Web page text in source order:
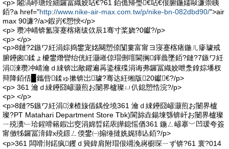
<p> 闂滈嵉瑭烇細鑼冨織姣呫€?61 銆佹帰璺€呫€佷腑鍦嬬敺濂崇眱
銆?a href="http://www.nike-air-max.com.tw/p/nike-bn-082dbd90/">air
max 90濂?/a>鍜岃€愬悏</p>
<p> 瓒冲崝锛氳寖蹇楁瘏绂佽辰1骞寸桨娆?0钀?/p>
<p> </p>
<p>8鏈?2鏃ワ紝涓婃捣鐢宠姳闋愬倷闅婁富甯ヨ寖蹇楁瘏鍦ㄦ瘮璩戒
腑鑸囪鍒ょ櫦鐢熸矕绐侊紝灏嶉倞瑁侀噾閫搁鍕曟墜銆?鏈?7鏃ワ紝
涓湅瓒冲崝瀹ｄ綀锛岀敵鑺遍爯鍌欓殜涓诲弗鑼冨織姣呭洜鎿婃墦杈
辩降銆佸▉鑴呰鍒ゅ摗锛岀璩?骞达紝缃版20钀€?/p>
<p> 361 瀹ｄ綀鑸囧嵃灏煎お闄界櫨璨ㄩ仈鎴愬悎浣?/p>
<p> </p>
<p>8鏈?5鏃ワ紝涓湅楂旇偛鍝佺墝361 瀹ｄ綀鑸囧嵃灏煎お闄界櫨
璨?PT Matahari Department Store Tbk)閬旀垚鍚堜綔锛屽お闄界櫨璨
ㄧ殑瀵﹂珨鍟嗗簵鍜岀窔涓婂晢鍩庡皣鎴愮偤361 鍦ㄥ嵃搴﹀凹瑗夸簽
甯傚牬鑼冨湇鍏х殑鐛ㄥ偄鐢㈠搧缍撻姺娓犻亾銆?/p>
<p>361 闆嗗湗鍩疯钁ｄ簨鍏肩附瑁佷竵浼嶈櫉琛ㄧず锛?61 寰?014